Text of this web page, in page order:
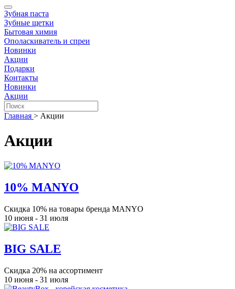
Зубная паста
Зубные щетки
Бытовая химия
Ополаскиватель и спреи
Новинки
Акции
Подарки
Контакты
Новинки
Акции
Главная > Акции
Акции
10% MANYO
Скидка 10% на товары бренда MANYO
10 июня - 31 июля
BIG SALE
Скидка 20% на ассортимент
10 июня - 31 июля